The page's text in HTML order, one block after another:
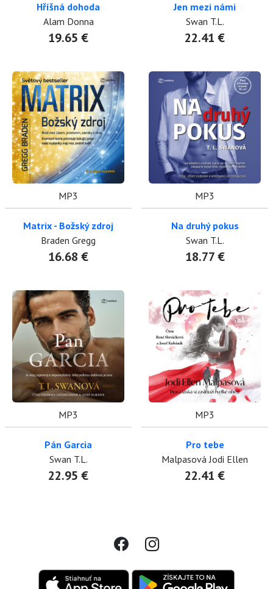
Hříšná dohoda
Alam Donna
19.65 €
Jen mezi námi
Swan T.L.
22.41 €
MP3
Matrix - Božský zdroj
Braden Gregg
16.68 €
MP3
Na druhý pokus
Swan T.L.
18.77 €
MP3
Pán Garcia
Swan T.L.
22.95 €
MP3
Pro tebe
Malpasová Jodi Ellen
22.41 €